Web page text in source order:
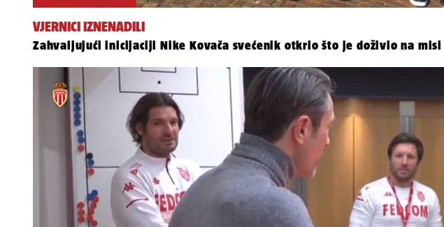
VJERNICI IZNENADILI
Zahvaljujući inicijaciji Nike Kovača svećenik otkrio što je doživio na misi